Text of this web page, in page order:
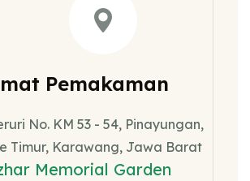
Pemakaman
No. KM 53 - 54, Pinayungan,
Timur, Karawang, Jawa Barat
Memorial Garden